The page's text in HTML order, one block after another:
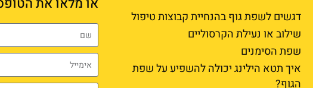
דגשים לשפת גוף בהנחיית קבוצות טיפול
שילוב או נעילת הקרסוליים
שפת הסימנים
איך תטא הילינג יכולה להשפיע על שפת
הגוף?